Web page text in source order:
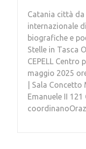
Catania città
internazionale
biografiche e
Stelle in Tasca
CEPELL Centro
maggio 2025
| Sala
Emanuele II